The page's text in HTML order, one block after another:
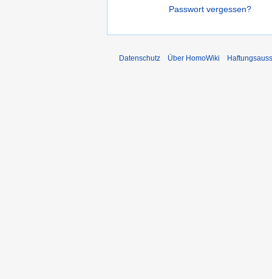
Passwort vergessen?
Datenschutz Über HomoWiki